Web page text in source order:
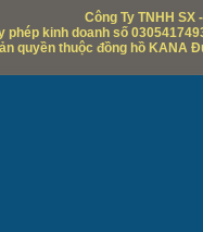
Công Ty TNHH SX
phép kinh doanh số
quyền thuộc đồng hồ KANA